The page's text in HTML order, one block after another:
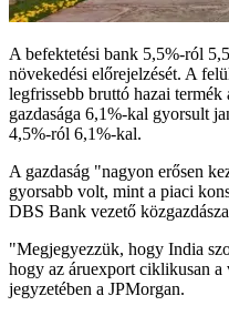
A befektetési bank 5,5%-ról
növekedési előrejelzését. A
legfrissebb bruttó hazai
gazdasága 6,1%-kal gyorsult
4,5%-ról 6,1%-kal.
A gazdaság "nagyon erősen
gyorsabb volt, mint a piaci
DBS Bank vezető
"Megjegyezzük, hogy India
hogy az áruexport ciklikusan
jegyzetében a JPMorgan.